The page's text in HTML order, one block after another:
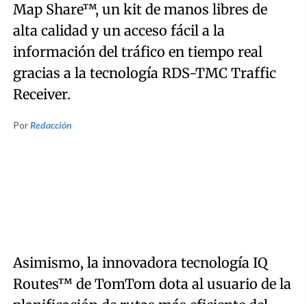
Map Share™, un kit de manos libres de
alta calidad y un acceso fácil a la
información del tráfico en tiempo real
gracias a la tecnología RDS-TMC Traffic
Receiver.
PorRedacción
Asimismo, la innovadora tecnología IQ
Routes™ de TomTom dota al usuario de la